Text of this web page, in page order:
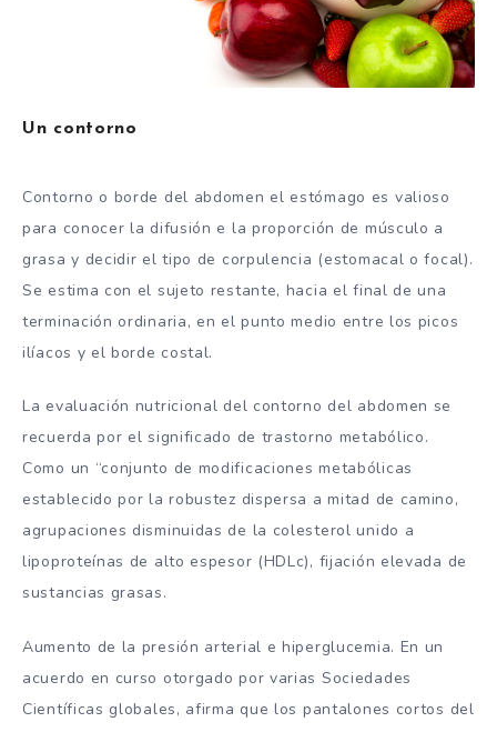
Un contorno
Contorno o borde del abdomen el estómago es valioso
para conocer la difusión e la proporción de músculo a
grasa y decidir el tipo de corpulencia (estomacal o focal).
Se estima con el sujeto restante, hacia el final de una
terminación ordinaria, en el punto medio entre los picos
ilíacos y el borde costal.
La evaluación nutricional del contorno del abdomen se
recuerda por el significado de trastorno metabólico.
Como un “conjunto de modificaciones metabólicas
establecido por la robustez dispersa a mitad de camino,
agrupaciones disminuidas de la colesterol unido a
lipoproteínas de alto espesor (HDLc), fijación elevada de
sustancias grasas.
Aumento de la presión arterial e hiperglucemia. En un
acuerdo en curso otorgado por varias Sociedades
Científicas globales, afirma que los pantalones cortos del